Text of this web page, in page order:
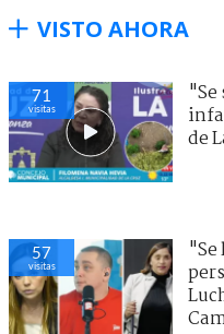
VISTO AHORA
71
visitas
de
57
visitas